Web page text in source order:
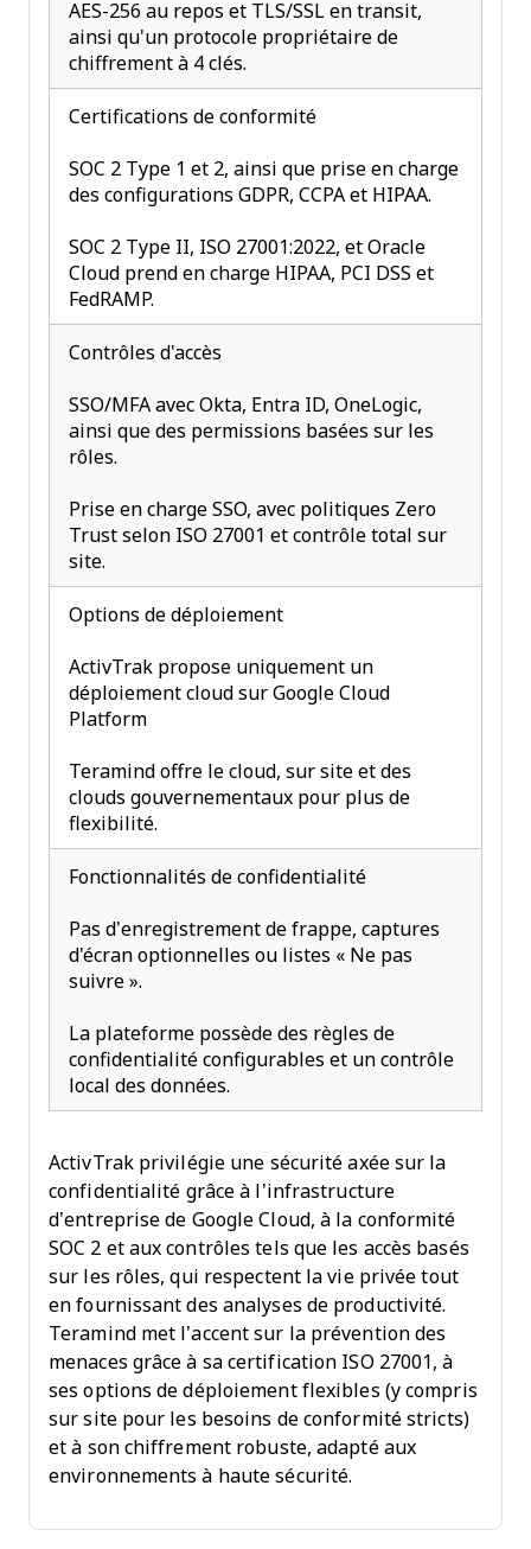
AES-256 au repos et TLS/SSL en transit,
ainsi qu'un protocole propriétaire de
chiffrement à 4 clés.
Certifications de conformité
SOC 2 Type 1 et 2, ainsi que prise en charge
des configurations GDPR, CCPA et HIPAA.
SOC 2 Type II, ISO 27001:2022, et Oracle
Cloud prend en charge HIPAA, PCI DSS et
FedRAMP.
Contrôles d'accès
SSO/MFA avec Okta, Entra ID, OneLogic,
ainsi que des permissions basées sur les
rôles.
Prise en charge SSO, avec politiques Zero
Trust selon ISO 27001 et contrôle total sur
site.
Options de déploiement
ActivTrak propose uniquement un
déploiement cloud sur Google Cloud
Platform
Teramind offre le cloud, sur site et des
clouds gouvernementaux pour plus de
flexibilité.
Fonctionnalités de confidentialité
Pas d’enregistrement de frappe, captures
d'écran optionnelles ou listes « Ne pas
suivre ».
La plateforme possède des règles de
confidentialité configurables et un contrôle
local des données.
ActivTrak privilégie une sécurité axée sur la
confidentialité grâce à l’infrastructure
d’entreprise de Google Cloud, à la conformité
SOC 2 et aux contrôles tels que les accès basés
sur les rôles, qui respectent la vie privée tout
en fournissant des analyses de productivité.
Teramind met l’accent sur la prévention des
menaces grâce à sa certification ISO 27001, à
ses options de déploiement flexibles (y compris
sur site pour les besoins de conformité stricts)
et à son chiffrement robuste, adapté aux
environnements à haute sécurité.